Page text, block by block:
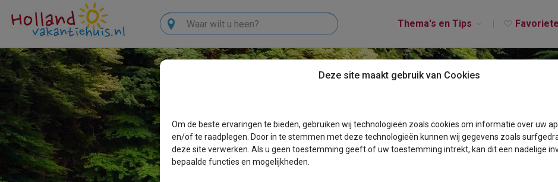
Thema's en Tips
Zoeken
Deze site maakt gebruik van Cookies
Om de beste ervaringen te bieden, gebruiken wij technologieën zoals cookies om informatie over uw
en/of te raadplegen. Door in te stemmen met deze technologieën kunnen wij gegevens zoals
deze site verwerken. Als u geen toestemming geeft of uw toestemming intrekt, kan dit een nadelige
bepaalde functies en mogelijkheden.